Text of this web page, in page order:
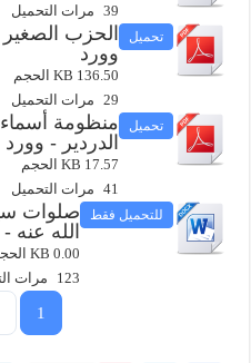
39 مرات التحميل
تحميل
الحزب
وورد
136.50 KB الحجم
29 مرات التحميل
تحميل
منظومة
الدردير - وورد
17.57 KB الحجم
41 مرات التحميل
للتحميل فقط
صلوات
الله عنه
0.00 KB الحجم
123 مرات التحميل
1